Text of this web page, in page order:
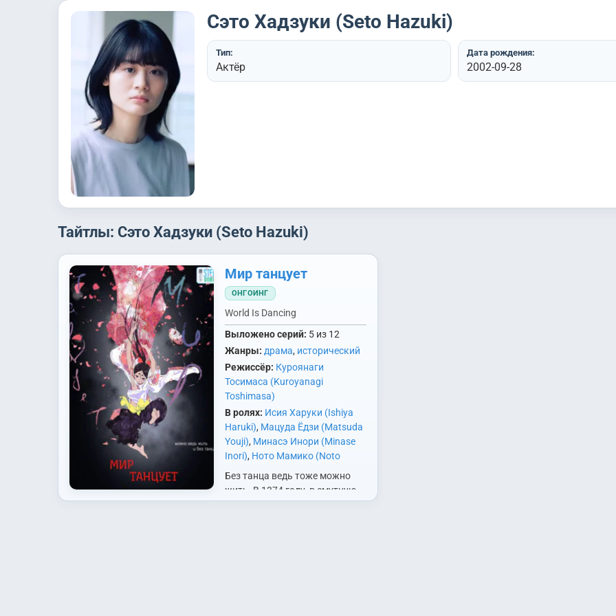
Сэто Хадзуки (Seto Hazuki)
Тип:
Актёр
Дата рождения:
2002-09-28
Тайтлы: Сэто Хадзуки (Seto Hazuki)
Мир танцует
ОНГОИНГ
World Is Dancing
Выложено серий: 5 из 12
Жанры: драма, исторический
Режиссёр: Куроянаги
Тосимаса (Kuroyanagi
Toshimasa)
В ролях: Исия Харуки (Ishiya
Haruki), Мацуда Ёдзи (Matsuda
Youji), Минасэ Инори (Minase
Inori), Ното Мамико (Noto
Mamiko)
Савасиро Миюки (Sawashiro
Miyuki),Сэто Хадзуки (Seto
Без танца ведь тоже можно
жить. В 1374 году, в смутную